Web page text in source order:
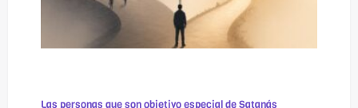
Las personas que son objetivo especial de Satanás